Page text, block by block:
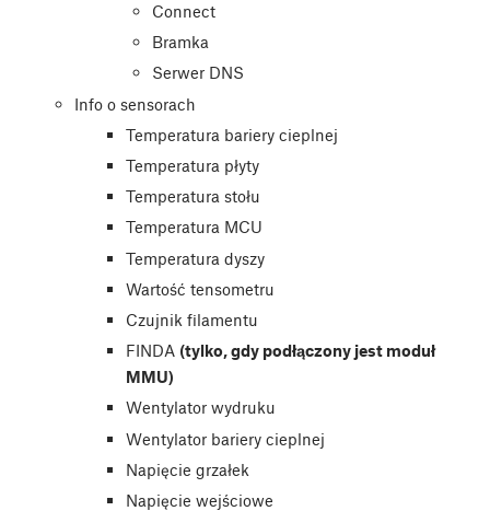
Connect
Bramka
Serwer DNS
Info o sensorach
Temperatura bariery cieplnej
Temperatura płyty
Temperatura stołu
Temperatura MCU
Temperatura dyszy
Wartość tensometru
Czujnik filamentu
FINDA (tylko, gdy podłączony jest moduł
MMU)
Wentylator wydruku
Wentylator bariery cieplnej
Napięcie grzałek
Napięcie wejściowe